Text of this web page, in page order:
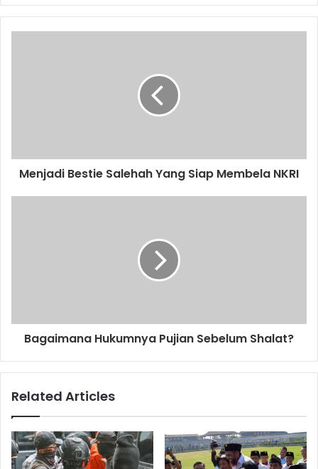
y
Menjadi Bestie Salehah Yang Siap Membela NKRI
Bagaimana Hukumnya Pujian Sebelum Shalat?
Related Articles